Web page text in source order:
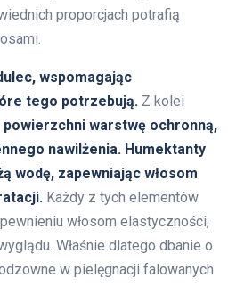
proporcjach potrafią
wspomagając
tego potrzebują. Z kolei
warstwę ochronną,
nawilżenia. Humektanty
wodę, zapewniając włosom
Każdy z tych elementów
włosom elastyczności,
Właśnie dlatego dbanie o
w pielęgnacji falowanych